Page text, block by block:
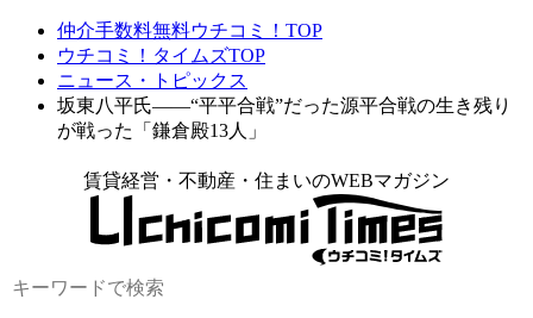
仲介手数料無料ウチコミ！TOP
ウチコミ！タイムズTOP
ニュース・トピックス
坂東八平氏――“平平合戦”だった源平合戦の生き残り
が戦った「鎌倉殿13人」
賃貸経営・不動産・住まいのWEBマガジン